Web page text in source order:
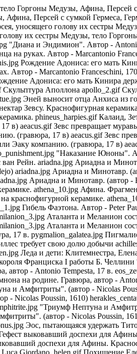
и Меланион состязаются в беге atalanta_milanion_3.jpg Аталанта и Меланион состязаются в беге atalanta_milanion_3.jpg Аталанта и Меланион состязаются в беге atalanta_milanion_3.jpg Аталанта и Меланион состязаются в беге hesperide.jpg Одна из Гесперид обманывает дракона. Скульптура, 17 в. hesperide.jpg Одна из Гесперид обманывает дракона. Скульптура, 17 в. pygmalion_galatea.jpg Пигмалион и Галатея. Автор - Boris Vallejo. achilles_6.gif Ахиллес требует свою долю добычи achilles_6.gif Ахиллес требует свою долю добычи achilles_6.gif Ахиллес требует свою долю добычи achilles_6.gif Ахиллес требует свою долю добычи achilles_6.gif Ахиллес требует свою долю добычи achilles_6.gif Ахиллес требует свою долю добычи leda_children.jpg Леда и дети: Клитемнестра, Елена и Диоскуры. Автор - Giovanni Pedrini, также известный как Giampietrino. medea_1.jpg "Медея". Автор - Evelyn De Morgan. nept_amf.jpg Нептун. Солонка короля Франциска I работы Б. Челлини "Нептун и богиня моря Амфитрита". 1540-43. Музей истории искусств. Вена. eos_zeus.jpg Эос, просящая Зевса похоронить Мемнона на родине. Гравюра, автор - Antonio Tempesta, 17 в. eos_zeus.jpg Эос, просящая Зевса похоронить Мемнона на родине. Гравюра, автор - Antonio Tempesta, 17 в. eos_zeus.jpg Эос, просящая Зевса похоронить Мемнона на родине. Гравюра, автор - Antonio Tempesta, 17 в. eos_zeus.jpg Эос, просящая Зевса похоронить Мемнона на родине. Гравюра, автор - Antonio Tempesta, 17 в. amphitrite.jpg "Триумф Нептуна и Амфитриты". (автор - Nicolas Poussin, 1610) herakles_centaurs_3.jpg Битва Геракла с кентаврами. Краснофигурная керамика. amphitrite.jpg "Триумф Нептуна и Амфитриты". (автор - Nicolas Poussin, 1610) herakles_centaurs_3.jpg Битва Геракла с кентаврами. Краснофигурная керамика. amphitrite.jpg "Триумф Нептуна и Амфитриты". (автор - Nicolas Poussin, 1610) amphitrite.jpg